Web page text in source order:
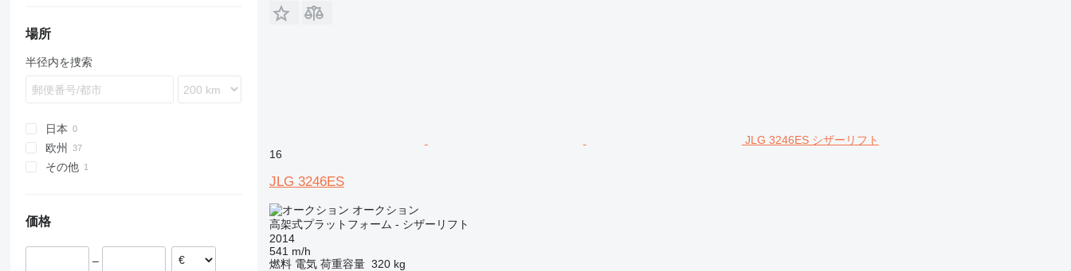
600
660
680
800
800AJ
860
1200
1930ES
Vario
Trafic
場所
半径内を捜索
日本
欧州
オランダ
イギリス
その他
価格
–
JLG 3246ES シザーリフト
16
JLG 3246ES
オークション
高架式プラットフォーム - シザーリフト
2014
541 m/h
燃料 電気 荷重容量 320 kg